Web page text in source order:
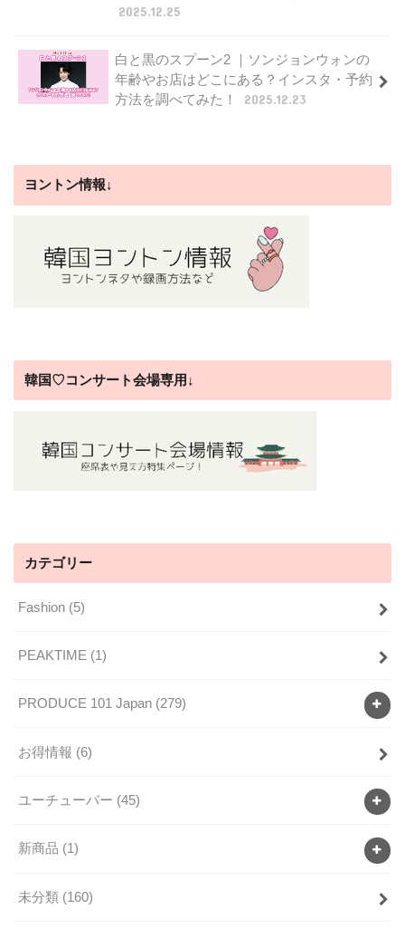
2025.12.25
白と黒のスプーン2 ｜ソンジョンウォンの
年齢やお店はどこにある？インスタ・予約
方法を調べてみた！
2025.12.23
ヨントン情報↓
韓国♡コンサート会場専用↓
カテゴリー
Fashion (5)
PEAKTIME (1)
PRODUCE 101 Japan (279)
お得情報 (6)
ユーチューバー (45)
新商品 (1)
未分類 (160)